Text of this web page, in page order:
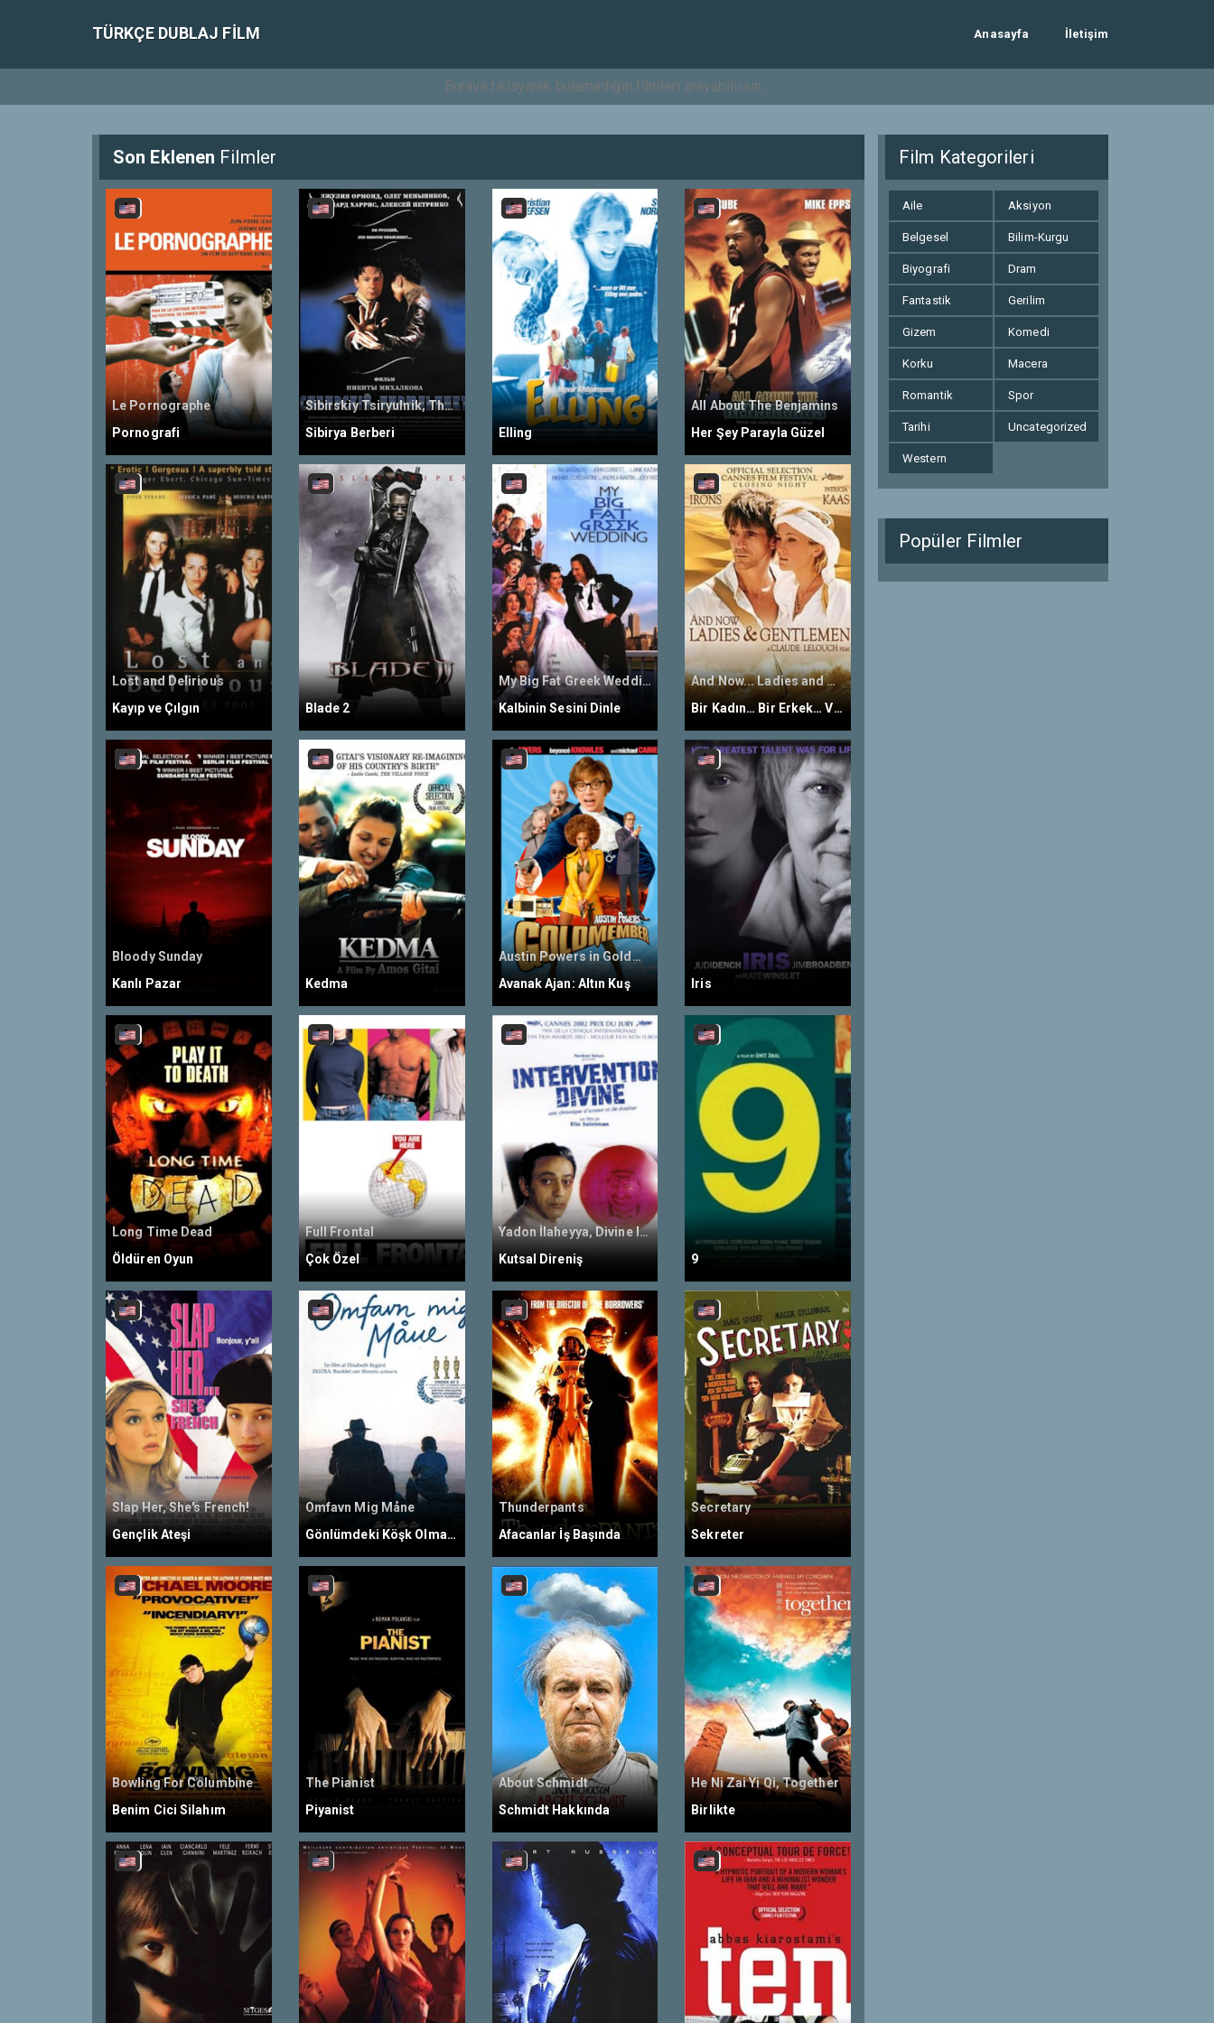
TÜRKÇE DUBLAJ FILM Anasayfa İletişim
Son Eklenen Filmler
Le Pornographe
Pornografi
Sibirskiy Tsiryulnik, The Barber of Siberia
Sibirya Berberi
Elling
All About The Benjamins
Her Şey Parayla Güzel
Lost and Delirious
Kayıp ve Çılgın
Blade 2
My Big Fat Greek Wedding
Kalbinin Sesini Dinle
And Now... Ladies and Gentlemen...
Bir Kadın… Bir Erkek… Ve…
Bloody Sunday
Kanlı Pazar
Kedma
Austin Powers in Goldmember
Avanak Ajan: Altın Kuş
Iris
Long Time Dead
Öldüren Oyun
Full Frontal
Çok Özel
Yadon İlaheyya, Divine Intervention
Kutsal Direniş
9
Slap Her, She's French!
Gençlik Ateşi
Omfavn Mig Måne
Gönlümdeki Köşk Olmasa
Thunderpants
Afacanlar İş Başında
Secretary
Sekreter
Bowling For Columbine
Benim Cici Silahım
The Pianist
Piyanist
About Schmidt
Schmidt Hakkında
He Ni Zai Yi Qi, Together
Birlikte
Film Kategorileri
Aile Aksiyon
Belgesel Bilim-Kurgu
Biyografi Dram
Fantastik Gerilim
Gizem Komedi
Korku Macera
Romantik Spor
Tarihi Uncategorized
Western
Popüler Filmler